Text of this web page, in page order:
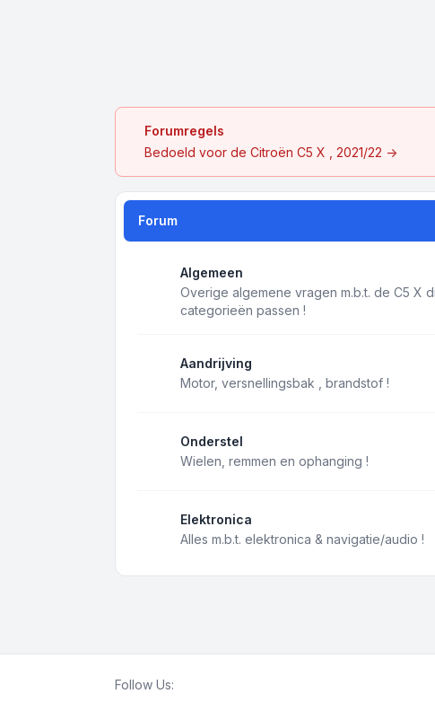
Forumregels
Bedoeld voor de Citroën C5 X , 2021/22 ->
Forum
Algemeen
Overige algemene vragen m.b.t. de C5 X
categorieën passen !
Aandrijving
Motor, versnellingsbak , brandstof !
Onderstel
Wielen, remmen en ophanging !
Elektronica
Alles m.b.t. elektronica & navigatie/audio !
Follow Us: